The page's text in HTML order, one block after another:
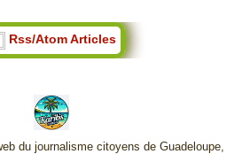
Rss/Atom Articles
du journalisme citoyens de Guadeloupe,